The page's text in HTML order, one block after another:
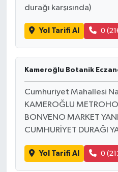
durağı karşısında)
Yol Tarifi Al 0
Kameroğlu Botanik
Cumhuriyet Mahallesi
KAMEROĞLU
BONVENO MARKET
CUMHURİYET DURAĞI
Yol Tarifi Al 0